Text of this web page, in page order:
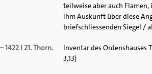
teilweise aber auch
ihm Auskunft über diese
briefschliessenden Siegel /
1422 I 21. Thorn.
Inventar des Ordenshauses
3,13)